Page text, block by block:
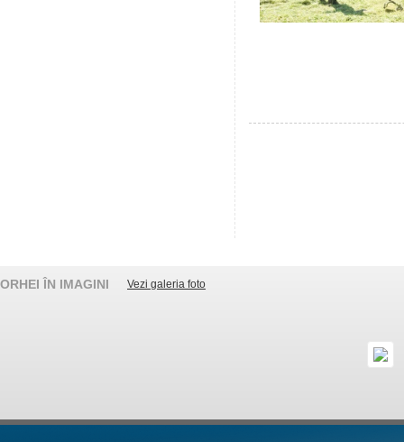
ORHEI ÎN IMAGINI Vezi galeria foto